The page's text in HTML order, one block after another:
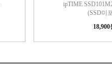
ipTIME
(SSD미
18,900